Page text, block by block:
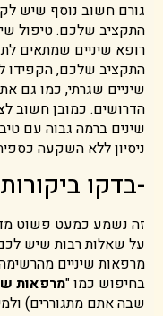
גורם חשוב נוסף שיש
התקציב שלכם. טיפול
רופא שיניים שמתאים
התקציב שלכם, הקפידו
שיניים שגרתי, כמו גם
הדרושים. כמובן חשוב
שינים ברמה גבוה עם
ניסיון ללא השקעה
-בדקו
זה נשמע כמעט פשוט
על שאלות רבות שיש
מרפאות שיניים
בחיפוש כמו "מרפאות
שבה אתם מתגוררים)